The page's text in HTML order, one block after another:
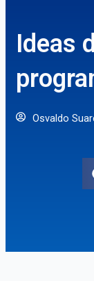
Ideas
Osvaldo